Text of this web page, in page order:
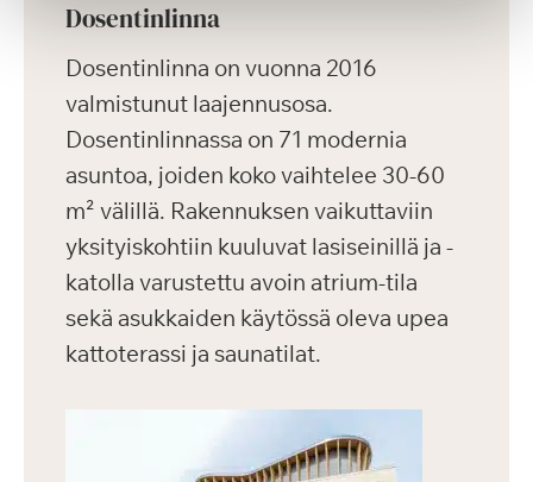
Dosentinlinna
Dosentinlinna on vuonna 2016
valmistunut laajennusosa.
Dosentinlinnassa on 71 modernia
asuntoa, joiden koko vaihtelee 30-60
m² välillä. Rakennuksen vaikuttaviin
yksityiskohtiin kuuluvat lasiseinillä ja -
katolla varustettu avoin atrium-tila
sekä asukkaiden käytössä oleva upea
kattoterassi ja saunatilat.